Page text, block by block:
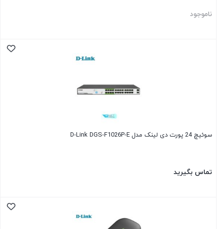
ناموجود
سوئیچ 24 پورت دی لینک مدل D-Link DGS-F1026P-E
تماس بگیرید